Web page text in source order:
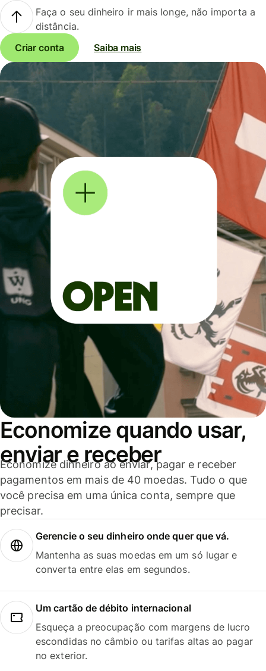
Faça o seu dinheiro ir mais longe, não importa a
distância.
Criar conta
Saiba mais
Economize quando usar,
enviar e receber
Economize dinheiro ao enviar, pagar e receber
pagamentos em mais de 40 moedas. Tudo o que
você precisa em uma única conta, sempre que
precisar.
Gerencie o seu dinheiro onde quer que vá.
Mantenha as suas moedas em um só lugar e
converta entre elas em segundos.
Um cartão de débito internacional
Esqueça a preocupação com margens de lucro
escondidas no câmbio ou tarifas altas ao pagar
no exterior.